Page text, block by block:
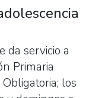
da servicio a
Primaria
los